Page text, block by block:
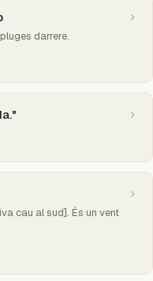
darrere.
cau al sud]. És un vent